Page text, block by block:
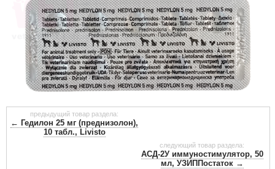
предыдущий товар раздела:
← Гедилон 25 мг (преднизолон),
10 табл., Livisto
следующий товар раздела:
АСД-2У иммуностимулятор, 50
мл, УЗИППостаток →